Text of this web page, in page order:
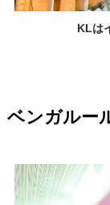
KLは
ベンガルー